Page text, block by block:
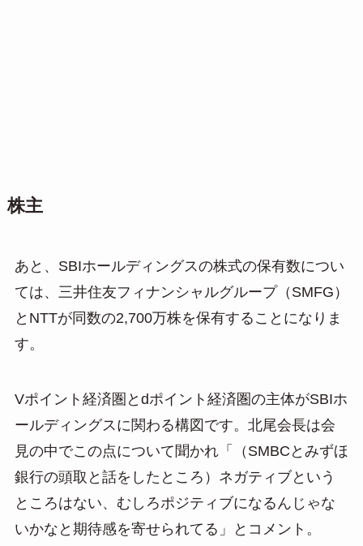
株主
あと、SBIホールディングスの株式の保有数につい
ては、三井住友フィナンシャルグループ（SMFG）
とNTTが同数の2,700万株を保有することになりま
す。
Vポイント経済圏とdポイント経済圏の主体がSBIホ
ールディングスに関わる構図です。北尾会長は会
見の中でこの点について聞かれ「（SMBCとみずほ
銀行の頭取と話をしたところ）ネガティブという
ところはない、むしろポジティブになるんじゃな
いかなと期待感を寄せられてる」とコメント。